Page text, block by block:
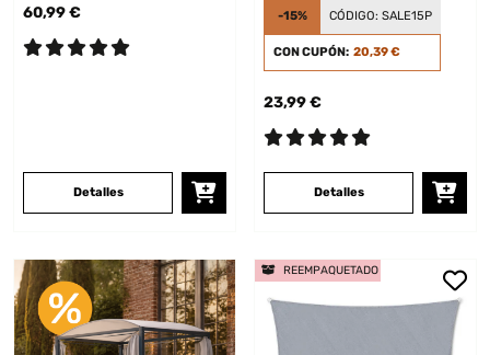
60,99 €
Detalles
-15% CÓDIGO: SALE15P
CON CUPÓN: 20,39 €
23,99 €
Detalles
REEMPAQUETADO